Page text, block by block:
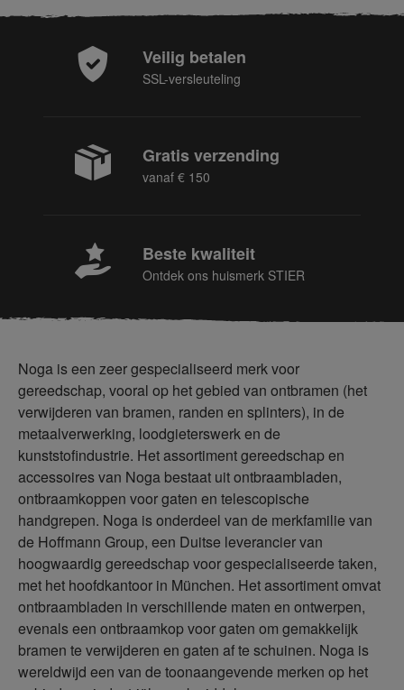
Veilig betalen
SSL-versleuteling
Gratis verzending
vanaf € 150
Beste kwaliteit
Ontdek ons huismerk STIER
Noga is een zeer gespecialiseerd merk voor
gereedschap, vooral op het gebied van ontbramen (het
verwijderen van bramen, randen en splinters), in de
metaalverwerking, loodgieterswerk en de
kunststofindustrie. Het assortiment gereedschap en
accessoires van Noga bestaat uit ontbraambladen,
ontbraamkoppen voor gaten en telescopische
handgrepen. Noga is onderdeel van de merkfamilie van
de Hoffmann Group, een Duitse leverancier van
hoogwaardig gereedschap voor gespecialiseerde taken,
met het hoofdkantoor in München. Het assortiment omvat
ontbraambladen in verschillende maten en ontwerpen,
evenals een ontbraamkop voor gaten om gemakkelijk
bramen te verwijderen en gaten af te schuinen. Noga is
wereldwijd een van de toonaangevende merken op het